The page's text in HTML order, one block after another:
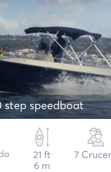
step speedboat
21 ft
6 m
7